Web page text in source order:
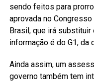
sendo feitos para
aprovada no
Brasil, que irá
informação é do G1, da
Ainda assim, um
governo também tem